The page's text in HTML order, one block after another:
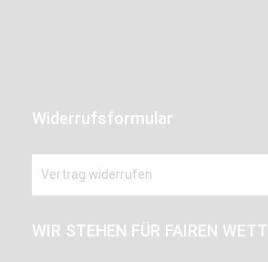
Widerrufsformular
Vertrag widerrufen
WIR STEHEN FÜR FAIREN